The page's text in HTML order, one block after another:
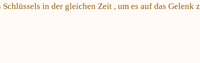
in der gleichen Zeit , um es auf das Gelenk